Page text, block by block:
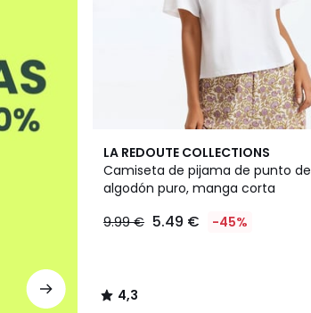
LA REDOUTE COLLECTIONS
Camiseta de pijama de punto de
algodón puro, manga corta
9.99 € 5.49 € -45%
4,3
/ 5
4,3
/